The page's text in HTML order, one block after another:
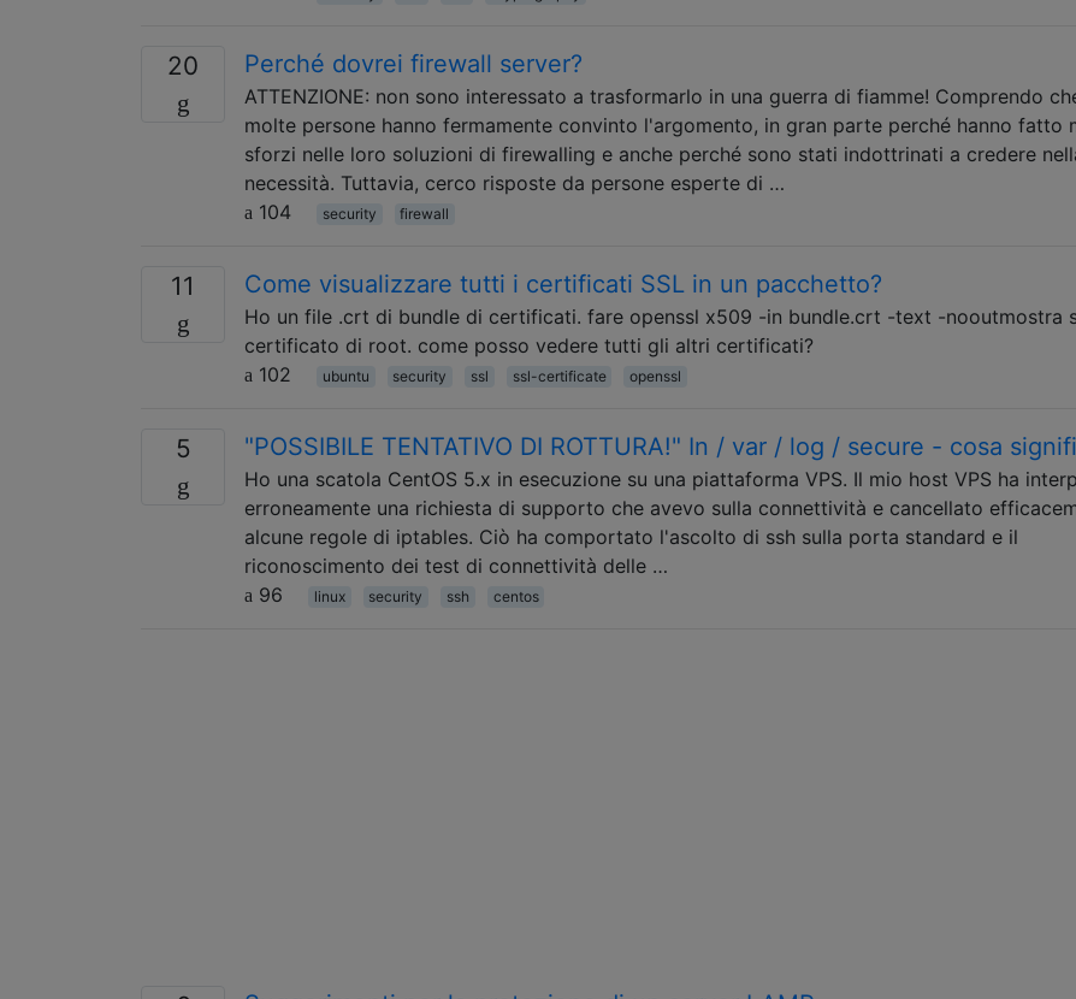
20 Perché dovrei firewall server?
ATTENZIONE: non sono interessato a trasformarlo in una guerra di fiamme! Comprendo
molte persone hanno fermamente convinto l'argomento, in gran parte perché hanno fatto
sforzi nelle loro soluzioni di firewalling e anche perché sono stati indottrinati a credere
necessità. Tuttavia, cerco risposte da persone esperte di …
104
security firewall
11 Come visualizzare tutti i certificati SSL in un pacchetto?
Ho un file .crt di bundle di certificati. fare openssl x509 -in bundle.crt -text -nooutmostra
certificato di root. come posso vedere tutti gli altri certificati?
102
ubuntu security ssl ssl-certificate openssl
5 "POSSIBILE TENTATIVO DI ROTTURA!" In / var / log / secure - cosa
Ho una scatola CentOS 5.x in esecuzione su una piattaforma VPS. Il mio host VPS ha
erroneamente una richiesta di supporto che avevo sulla connettività e cancellato
alcune regole di iptables. Ciò ha comportato l'ascolto di ssh sulla porta standard e il
riconoscimento dei test di connettività delle …
96
linux security ssh centos